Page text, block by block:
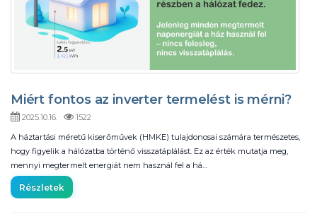
Miért fontos az inverter termelést is mérni?
2025.10.16.
1522
A háztartási méretű kiserőművek (HMKE) tulajdonosai számára természetes,
hogy figyelik a hálózatba történő visszatáplálást. Ez az érték mutatja meg,
mennyi megtermelt energiát nem használ fel a há…
Részletek